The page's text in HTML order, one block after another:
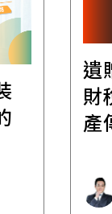
遺
財
產